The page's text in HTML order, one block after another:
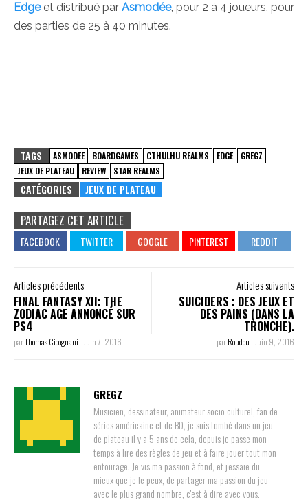
Edgeet distribué par Asmodée, pour 2 à 4 joueurs, pour
des parties de 25 à 40 minutes.
TAGS ASMODEE BOARDGAMES CTHULHU REALMS EDGE
GREGZ
JEUX DE PLATEAU
REVIEW STAR REALMS
CATÉGORIES JEUX DE PLATEAU
PARTAGEZ CET ARTICLE
Articles précédents
FINAL FANTASY XII: THE
ZODIAC AGE ANNONCÉ SUR
PS4
parThomas Cicognani- Juin 7, 2016
Articles suivants
SUICIDERS : DES JEUX ET
DES PAINS (DANS LA
TRONCHE).
parRoudou- Juin 9, 2016
GREGZ
Musicien, dessinateur, animateur socio culturel, fan de
séries américaine et de BD, je suis tombé dans un jeu
de plateau il y a 5 ans de cela, depuis je passe mon
temps à lire des règles de jeu et à faire jouer tout mon
entourage. Je vis ma passion à fond, et j'essaie du
mieux que je le peux, de partager ma passion du jeu
avec le plus grand nombre, c'est à dire avec vous.